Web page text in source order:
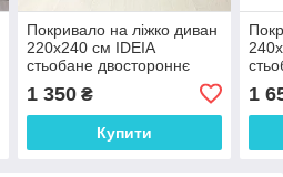
Покривало на ліжко диван
220х240 см IDEIA
стьобане двостороннє
якісна стібка мікрофібра
1 350₴
Купити
1